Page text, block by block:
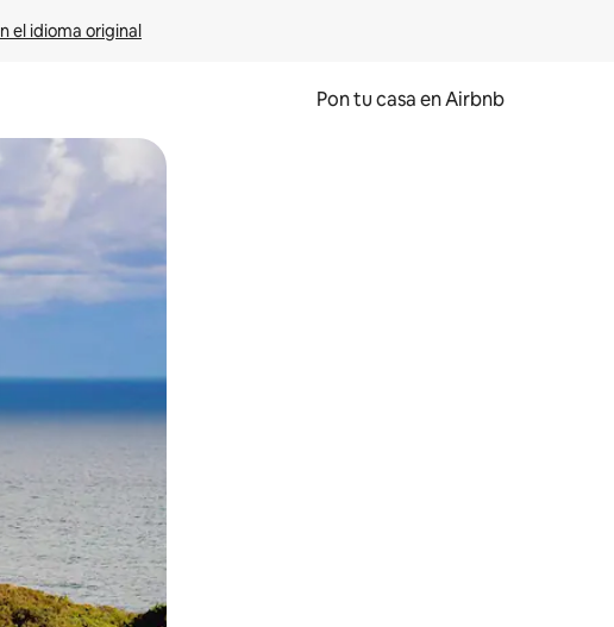
el idioma original
Pon tu casa en Airbnb
el tacto o desliza el dedo.